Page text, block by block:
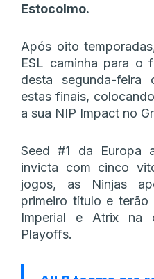
Estocolmo.
Após oito
ESL caminha para o
desta segunda-
estas finais,
a sua NIP Impact no
Seed #1 da Europa
invicta com cinco
jogos, as Ninjas
primeiro título e terão
Imperial e Atrix na
Playoffs.